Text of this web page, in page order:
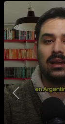
Previous